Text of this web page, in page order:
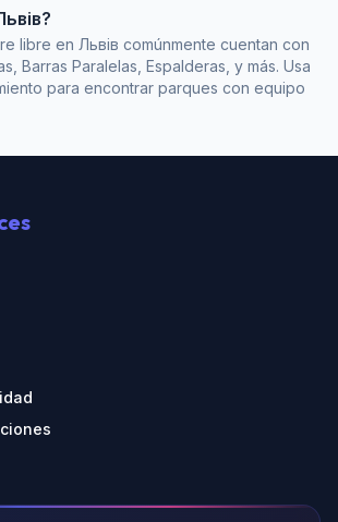
libre en Львів comúnmente cuentan con
Barras Paralelas, Espalderas, y más. Usa
para encontrar parques con equipo